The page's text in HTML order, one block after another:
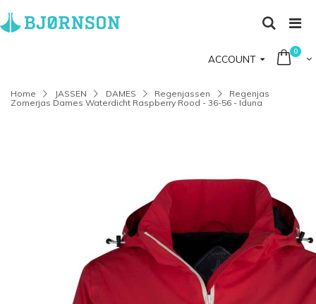
ACCOUNT
0
Home JASSEN DAMES Regenjassen
Regenjas
Zomerjas Dames Waterdicht Raspberry Rood - 36-56 - Iduna